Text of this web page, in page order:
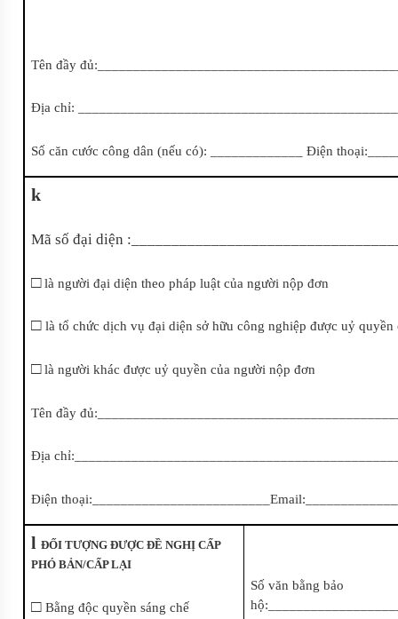
Tên đầy
Địa chỉ:
Số căn cước công dân (nếu có): _____________ Điện
k
Mã số đại diện
□ là người đại diện theo pháp luật của người nộp đơn
□ là tổ chức dịch vụ đại diện sở hữu công nghiệp được uỷ
□ là người khác được uỷ quyền của người nộp đơn
Tên đầy
Địa
Điện
l ĐỐI TƯỢNG ĐƯỢC ĐỀ NGHỊ CẤP
PHÓ BẢN/CẤP LẠI
□ Bằng độc quyền sáng chế
Số văn bằng bảo